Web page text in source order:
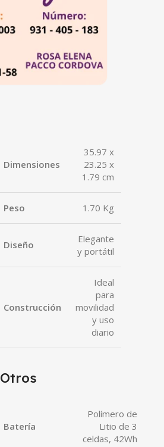
Dimensiones
35.97 x
23.25 x
1.79 cm
Peso 1.70 Kg
Diseño
Elegante
y portátil
Construcción
Ideal
para
movilidad
y uso
diario
Otros
Batería
Polímero de
Litio de 3
celdas, 42Wh